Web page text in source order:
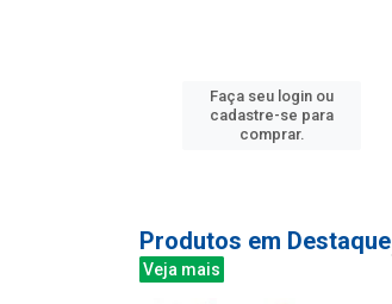
Faça seu login ou
cadastre-se para
comprar.
Produtos em Destaque
Veja mais